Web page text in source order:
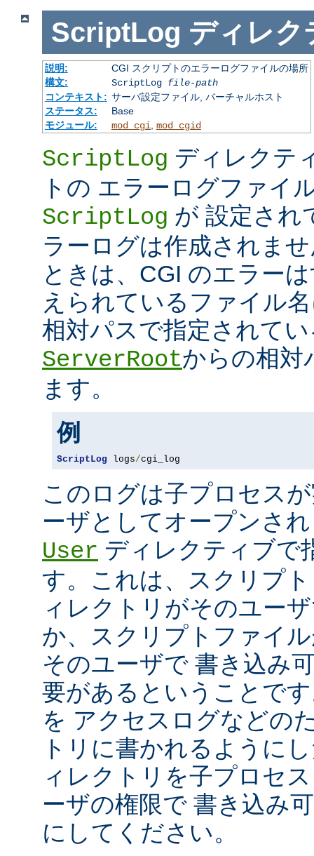
ScriptLog ディレク
説明:
CGI スクリプトのエラーログファイルの場所
構文:
ScriptLog file-path
コンテキスト: サーバ設定ファイル, バーチャルホスト
ステータス:
Base
モジュール:
mod_cgi, mod_cgid
ScriptLog ディレクテ
トの エラーログファイ
ScriptLog が 設定され
ラーログは作成されま
ときは、CGI のエラー
えられているファイル
相対パスで指定されて
ServerRootからの相対
ます。
例
ScriptLog logs/cgi_log
このログは子プロセス
ーザとしてオープンさ
User ディレクティブで
す。これは、スクリプ
ィレクトリがそのユー
か、スクリプトファイ
そのユーザで 書き込み
要があるということで
を アクセスログなどの
トリに書かれるように
ィレクトリを子プロセ
ーザの権限で 書き込み
にしてください。